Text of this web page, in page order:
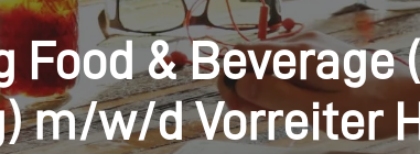
& Beverage
m/w/d Vorreiter